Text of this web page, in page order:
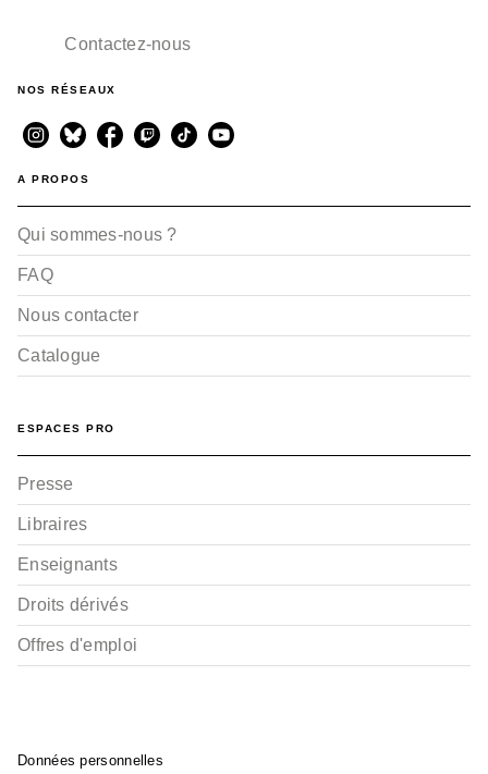
Contactez-nous
NOS RÉSEAUX
A PROPOS
Qui sommes-nous ?
FAQ
Nous contacter
Catalogue
ESPACES PRO
Presse
Libraires
Enseignants
Droits dérivés
Offres d'emploi
Données personnelles